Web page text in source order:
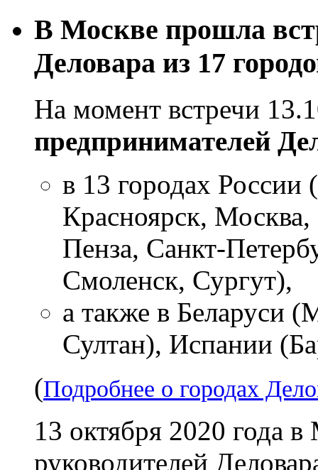
В Москве прошла
Деловара из 17
На момент встречи
предпринимателей
в 13 городах России
Красноярск,
Пенза, Санкт-
Смоленск, Сургут),
а также в Беларуси
Султан), Испании
(Подробнее о городах
13 октября 2020 года
руководителей